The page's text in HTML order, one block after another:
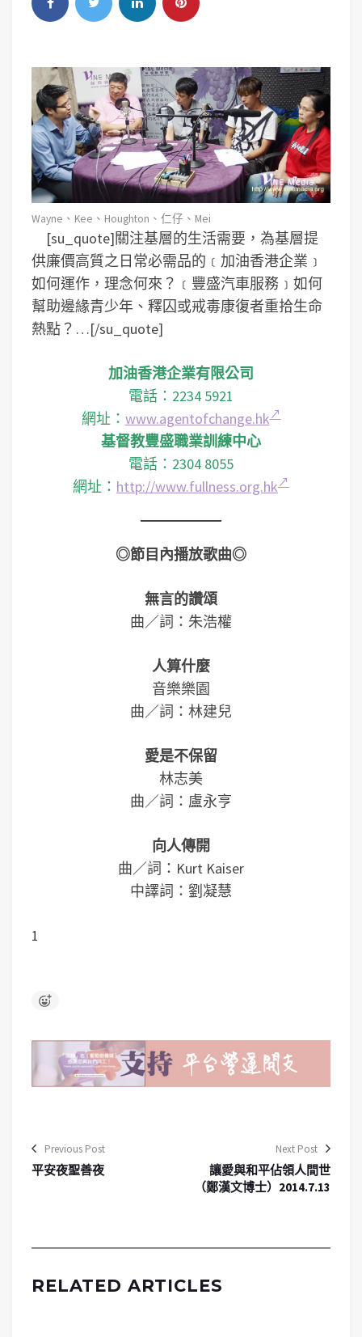
Wayne、Kee、Houghton、仁仔、Mei
[su_quote]關注基層的生活需要，為基層提
供廉價高質之日常必需品的﹝加油香港企業﹞
如何運作，理念何來？﹝豐盛汽車服務﹞如何
幫助邊緣青少年、釋囚或戒毒康復者重拾生命
熱點？…[/su_quote]
加油香港企業有限公司
電話：2234 5921
網址： www.agentofchange.hk
基督教豐盛職業訓練中心
電話：2304 8055
網址： http://www.fullness.org.hk
◎節目內播放歌曲◎
無言的讚頌
曲／詞：朱浩權
人算什麼
音樂樂園
曲／詞：林建兒
愛是不保留
林志美
曲／詞：盧永亨
向人傳開
曲／詞：Kurt Kaiser
中譯詞：劉凝慧
1
Previous Post
平安夜聖善夜
Next Post
讓愛與和平佔領人間世
（鄭漢文博士）2014.7.13
RELATED ARTICLES